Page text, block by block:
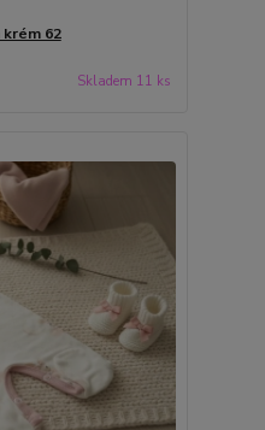
62
Skladem 11 ks